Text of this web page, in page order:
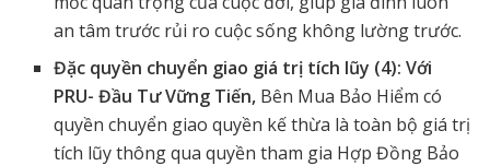
an tâm trước rủi ro cuộc sống không lường trước.
Đặc quyền chuyển giao giá trị tích lũy (4): Với
PRU- Đầu Tư Vững Tiến, Bên Mua Bảo Hiểm có
quyền chuyển giao quyền kế thừa là toàn bộ giá trị
tích lũy thông qua quyền tham gia Hợp Đồng Bảo